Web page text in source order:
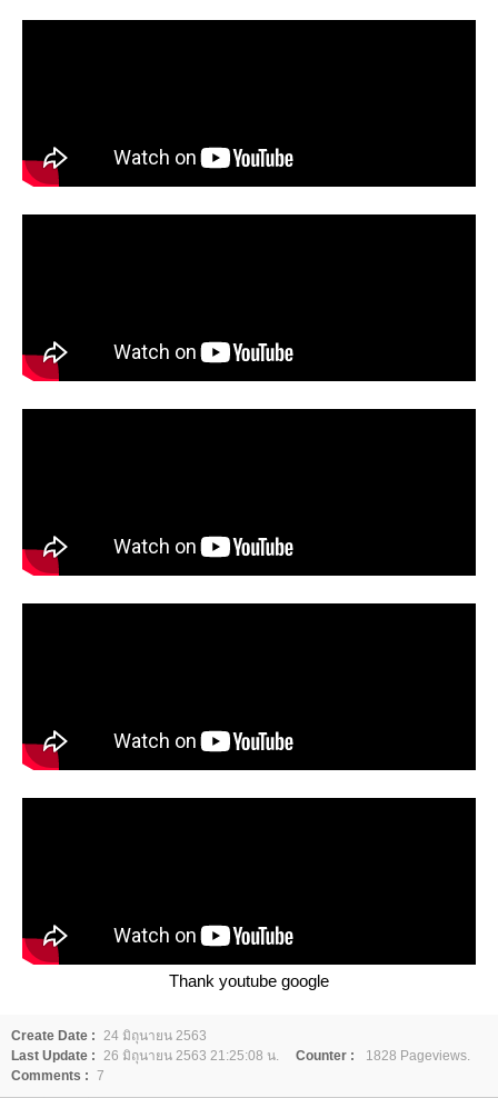
Thank youtube google
Create Date : 24 มิถุนายน 2563
Last Update : 26 มิถุนายน 2563 21:25:08 น. Counter :
1828 Pageviews.
Comments : 7